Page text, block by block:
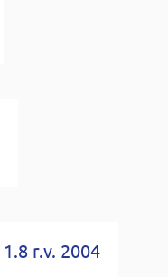
1.8 r.v. 2004